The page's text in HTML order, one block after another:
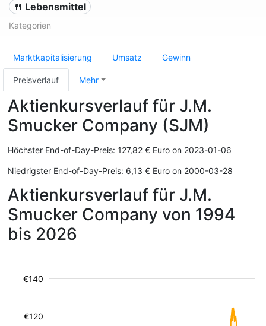
🍴 Lebensmittel
Kategorien
Marktkapitalisierung Umsatz Gewinn
Preisverlauf Mehr
Aktienkursverlauf für J.M.
Smucker Company (SJM)
Höchster End-of-Day-Preis: 127,82 € Euro on 2023-01-06
Niedrigster End-of-Day-Preis: 6,13 € Euro on 2000-03-28
Aktienkursverlauf für J.M.
Smucker Company von 1994
bis 2026
€120
€140